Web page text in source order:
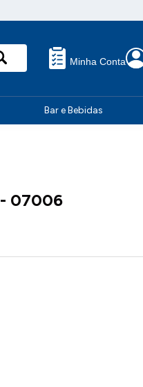
Minha Conta
Bar e Bebidas
- 07006